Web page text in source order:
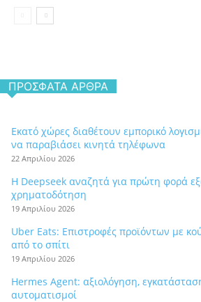
ΠΡΌΣΦΑΤΑ ΆΡΘΡΑ
Εκατό χώρες διαθέτουν εμπορικό
να παραβιάσει κινητά τηλέφωνα
22 Απριλίου 2026
Η Deepseek αναζητά για πρώτη φορά
χρηματοδότηση
19 Απριλίου 2026
Uber Eats: Επιστροφές προϊόντων με
από το σπίτι
19 Απριλίου 2026
Hermes Agent: αξιολόγηση,
αυτοματισμοί